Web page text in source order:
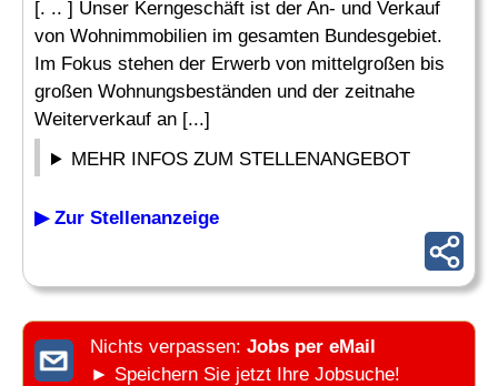
[. .. ] Unser Kerngeschäft ist der An- und Verkauf
von Wohnimmobilien im gesamten Bundesgebiet.
Im Fokus stehen der Erwerb von mittelgroßen bis
großen Wohnungsbeständen und der zeitnahe
Weiterverkauf an [...]
MEHR INFOS ZUM STELLENANGEBOT
▶ Zur Stellenanzeige
Nichts verpassen: Jobs per eMail
► Speichern Sie jetzt Ihre Jobsuche!